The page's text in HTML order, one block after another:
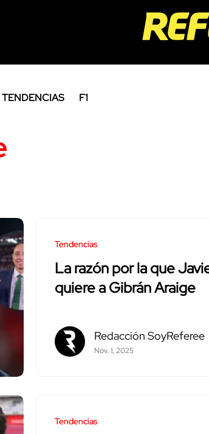
TENDENCIAS
F1
Tendencias
La razón por la que
quiere a Gibrán Araige
Redacción SoyReferee
Nov. 1, 2025
Tendencias